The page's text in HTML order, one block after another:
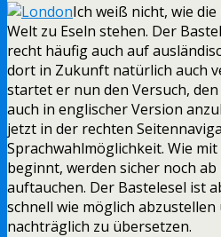
Ich weiß nicht, wie
Welt zu Eseln stehen. Der
recht häufig auch auf
dort in Zukunft natürlich auch
startet er nun den Versuch,
auch in englischer Version
jetzt in der rechten
Sprachwahlmöglichkeit. Wie
beginnt, werden sicher noch ab
auftauchen. Der Bastelesel ist
schnell wie möglich
nachträglich zu übersetzen.